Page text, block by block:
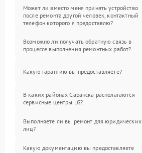
Может ли вместо меня принять устройство
после ремонта другой человек, контактный
телефон которого я предоставлю?
Возможно ли получать обратную связь в
процессе выполнения ремонтных работ?
Какую гарантию вы предоставляете?
В каких районах Саранска располагаются
сервисные центры LG?
Выполняете ли вы ремонт для юридических
лиц?
Какую документацию вы предоставляете